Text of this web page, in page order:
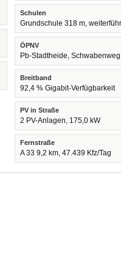
Schulen
Grundschule 318 m,
ÖPNV
Pb-Stadtheide,
Breitband
92,4 % Gigabit-Verfügbarkeit
PV in Straße
2 PV-Anlagen, 175,0 kW
Fernstraße
A 33 9,2 km, 47.439 Kfz/Tag